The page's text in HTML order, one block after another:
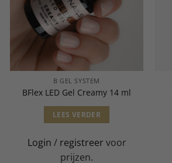
B GEL SYSTEM
BFlex LED Gel Creamy 14 ml
LEES VERDER
Login / registreer voor
prijzen.